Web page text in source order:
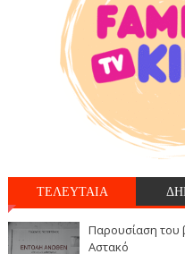
ΤΕΛΕΥΤΑΙΑ
Παρουσίαση του
Αστακό